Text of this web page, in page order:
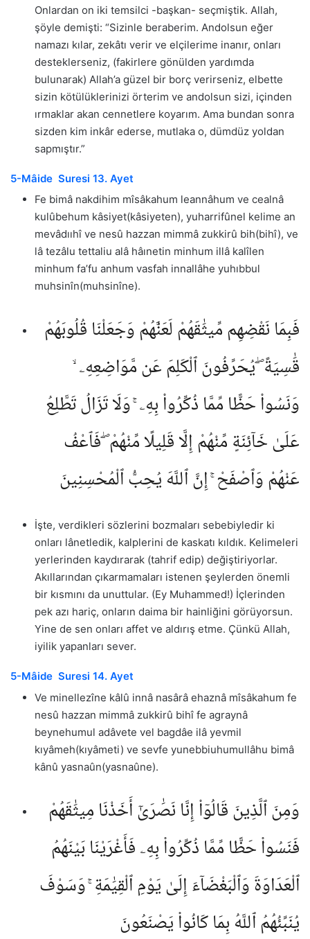
Onlardan on iki temsilci -başkan- seçmiştik. Allah,
şöyle demişti: “Sizinle beraberim. Andolsun eğer
namazı kılar, zekâtı verir ve elçilerime inanır, onları
desteklerseniz, (fakirlere gönülden yardımda
bulunarak) Allah’a güzel bir borç verirseniz, elbette
sizin kötülüklerinizi örterim ve andolsun sizi, içinden
ırmaklar akan cennetlere koyarım. Ama bundan sonra
sizden kim inkâr ederse, mutlaka o, dümdüz yoldan
sapmıştır.”
5-Mâide Suresi 13. Ayet
Fe bimâ nakdihim mîsâkahum leannâhum ve cealnâ
kulûbehum kâsiyet(kâsiyeten), yuharrifûnel kelime an
mevâdııhî ve nesû hazzan mimmâ zukkirû bih(bihî), ve
lâ tezâlu tettaliu alâ hâınetin minhum illâ kalîlen
minhum fa’fu anhum vasfah innallâhe yuhıbbul
muhsinîn(muhsinîne).
فَبِمَا نَقْضِهِم مِّيثَٰقَهُمْ لَعَنَّٰهُمْ وَجَعَلْنَا قُلُوبَهُمْ
قَٰسِيَةً ۖ يُحَرِّفُونَ ٱلْكَلِمَ عَن مَّوَاضِعِهِۦ ۙ
وَنَسُوا۟ حَظًّا مِّمَّا ذُكِّرُوا۟ بِهِۦ ۚ وَلَا تَزَالُ تَطَّلِعُ
عَلَىٰ خَآئِنَةٍ مِّنْهُمْ إِلَّا قَلِيلًا مِّنْهُمْ ۖ فَٱعْفُ
عَنْهُمْ وَٱصْفَحْ ۚ إِنَّ ٱللَّهَ يُحِبُّ ٱلْمُحْسِنِينَ
İşte, verdikleri sözlerini bozmaları sebebiyledir ki
onları lânetledik, kalplerini de kaskatı kıldık. Kelimeleri
yerlerinden kaydırarak (tahrif edip) değiştiriyorlar.
Akıllarından çıkarmamaları istenen şeylerden önemli
bir kısmını da unuttular. (Ey Muhammed!) İçlerinden
pek azı hariç, onların daima bir hainliğini görüyorsun.
Yine de sen onları affet ve aldırış etme. Çünkü Allah,
iyilik yapanları sever.
5-Mâide Suresi 14. Ayet
Ve minellezîne kâlû innâ nasârâ ehaznâ mîsâkahum fe
nesû hazzan mimmâ zukkirû bihî fe agraynâ
beynehumul adâvete vel bagdâe ilâ yevmil
kıyâmeh(kıyâmeti) ve sevfe yunebbiuhumullâhu bimâ
kânû yasnaûn(yasnaûne).
وَمِنَ ٱلَّذِينَ قَالُوٓا۟ إِنَّا نَصَٰرَىٰٓ أَخَذْنَا مِيثَٰقَهُمْ
فَنَسُوا۟ حَظًّا مِّمَّا ذُكِّرُوا۟ بِهِۦ فَأَغْرَيْنَا بَيْنَهُمُ
ٱلْعَدَاوَةَ وَٱلْبَغْضَآءَ إِلَىٰ يَوْمِ ٱلْقِيَٰمَةِ ۚ وَسَوْفَ
يُنَبِّئُهُمُ ٱللَّهُ بِمَا كَانُوا۟ يَصْنَعُونَ